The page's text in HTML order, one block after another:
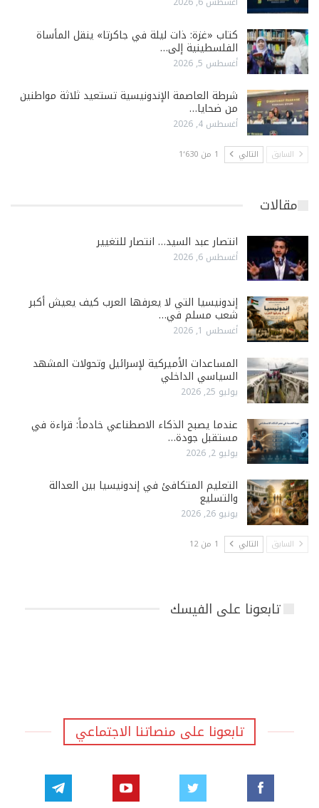
كتاب «غزة: ذات ليلة في جاكرتا» ينقل المأساة
الفلسطينية إلى…
أغسطس 5, 2026
شرطة العاصمة الإندونيسية تستعيد ثلاثة مواطنين
من ضحايا…
أغسطس 4, 2026
السابق التالي 1 من 1٬630
مقالات
انتصار عبد السيد… انتصار للتغيير
أغسطس 6, 2026
إندونيسيا التي لا يعرفها العرب كيف يعيش أكبر
شعب مسلم في…
أغسطس 1, 2026
المساعدات الأميركية لإسرائيل وتحولات المشهد
السياسي الداخلي
يوليو 25, 2026
عندما يصبح الذكاء الاصطناعي خادماً: قراءة في
مستقبل جودة…
يوليو 2, 2026
التعليم المتكافئ في إندونيسيا بين العدالة
والتسليع
يونيو 26, 2026
السابق التالي 1 من 12
تابعونا على الفيسك
تابعونا على منصاتنا الاجتماعي